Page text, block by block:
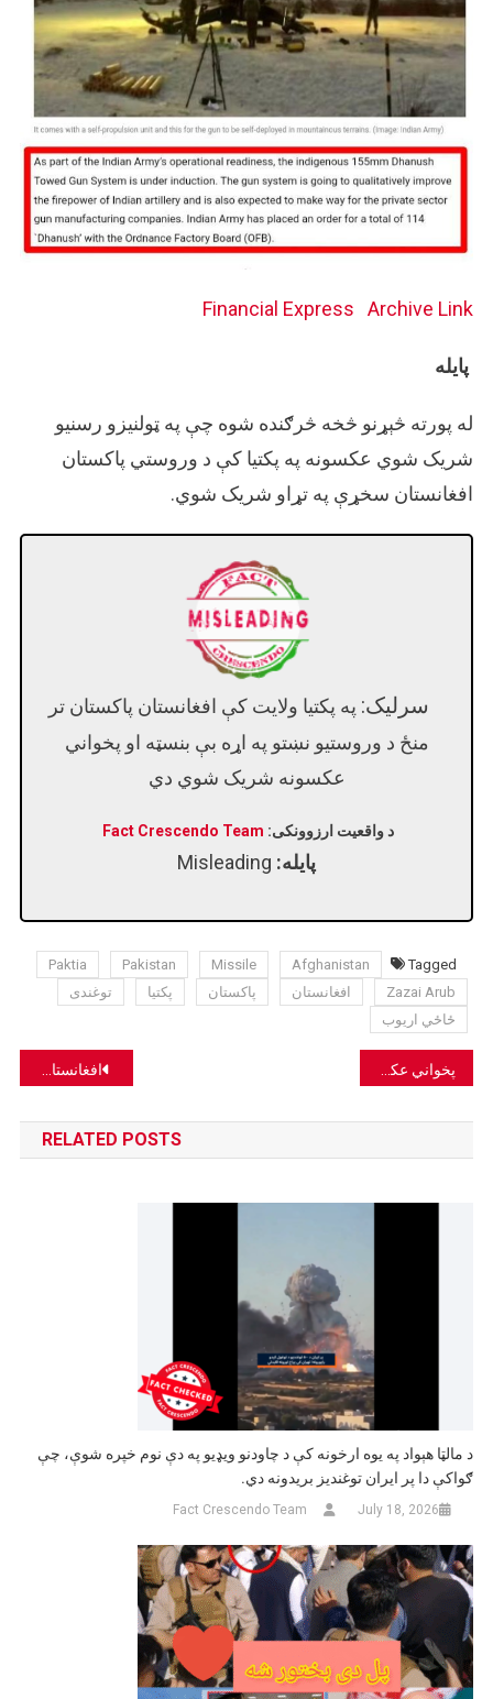
Financial Express Archive Link
پایله
له پورته څېړنو څخه څرګنده شوه چې په ټولنیزو رسنیو
شريک شوي عکسونه په پکتيا کې د وروستي پاکستان
افغانستان سخړې په تړاو شريک شوي.
سرلیک: په پکتيا ولايت کې افغانستان پاکستان تر
منځ د وروستیو نښتو په اړه بې بنسټه او پخواني
عکسونه شریک شوي دي
د واقعیت ارزوونکی: Fact Crescendo Team
پایله:
Tagged
Afghanistan
Missile
Pakistan
Paktia
Zazai Arub
افغانستان پاکستان پکتیا
توغندی
ځاځي اریوب
Post
navigation
افغانستان پاکستان تر منځ د وروستیو نښتو په اړه پخواني عکس شریک شوي. پخواني عکسونه په غلطه توګه د ایران د ولسمشر د هلیکوپټر د غورځیدو وروستۍ پیښې په تړاو شريک شوي.
RELATED POSTS
د مالټا هېواد په یوه ارخونه کې د چاودنو ویډیو په دې نوم خپره شوې، چې
ګواکې دا پر ایران توغندیز بریدونه دي.
July 18, 2026
Fact Crescendo Team